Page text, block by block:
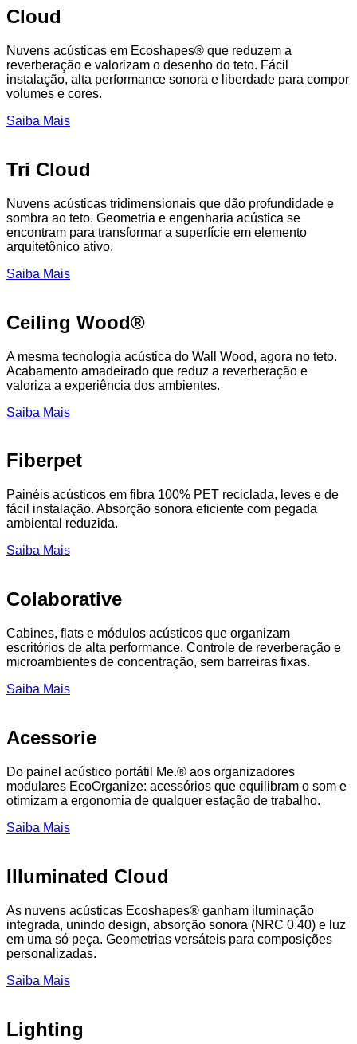
Cloud
Nuvens acústicas em Ecoshapes® que reduzem a
reverberação e valorizam o desenho do teto. Fácil
instalação, alta performance sonora e liberdade para compor
volumes e cores.
Saiba Mais
Tri Cloud
Nuvens acústicas tridimensionais que dão profundidade e
sombra ao teto. Geometria e engenharia acústica se
encontram para transformar a superfície em elemento
arquitetônico ativo.
Saiba Mais
Ceiling Wood®
A mesma tecnologia acústica do Wall Wood, agora no teto.
Acabamento amadeirado que reduz a reverberação e
valoriza a experiência dos ambientes.
Saiba Mais
Fiberpet
Painéis acústicos em fibra 100% PET reciclada, leves e de
fácil instalação. Absorção sonora eficiente com pegada
ambiental reduzida.
Saiba Mais
Colaborative
Cabines, flats e módulos acústicos que organizam
escritórios de alta performance. Controle de reverberação e
microambientes de concentração, sem barreiras fixas.
Saiba Mais
Acessorie
Do painel acústico portátil Me.® aos organizadores
modulares EcoOrganize: acessórios que equilibram o som e
otimizam a ergonomia de qualquer estação de trabalho.
Saiba Mais
Illuminated Cloud
As nuvens acústicas Ecoshapes® ganham iluminação
integrada, unindo design, absorção sonora (NRC 0.40) e luz
em uma só peça. Geometrias versáteis para composições
personalizadas.
Saiba Mais
Lighting